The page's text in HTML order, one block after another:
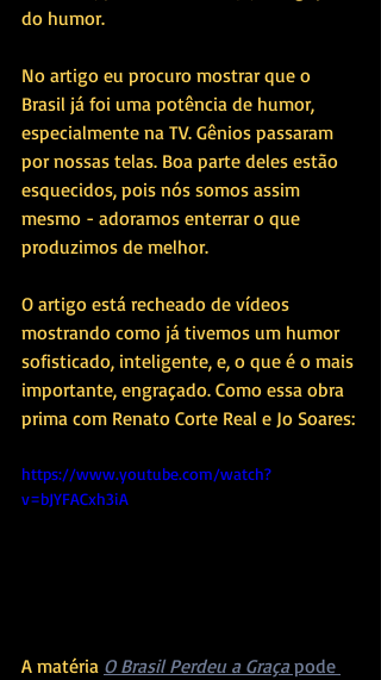
do humor.
No artigo eu procuro mostrar que o
Brasil já foi uma potência de humor,
especialmente na TV. Gênios passaram
por nossas telas. Boa parte deles estão
esquecidos, pois nós somos assim
mesmo - adoramos enterrar o que
produzimos de melhor.
O artigo está recheado de vídeos
mostrando como já tivemos um humor
sofisticado, inteligente, e, o que é o mais
importante, engraçado. Como essa obra
prima com Renato Corte Real e Jo Soares:
https://www.youtube.com/watch?
v=bJYFACxh3iA
A matéria O Brasil Perdeu a Graça pode